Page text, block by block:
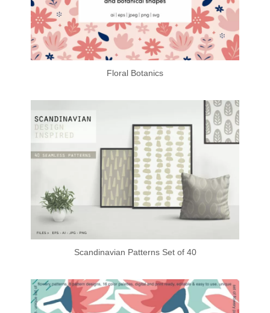
Floral Botanics
Scandinavian Patterns Set of 40